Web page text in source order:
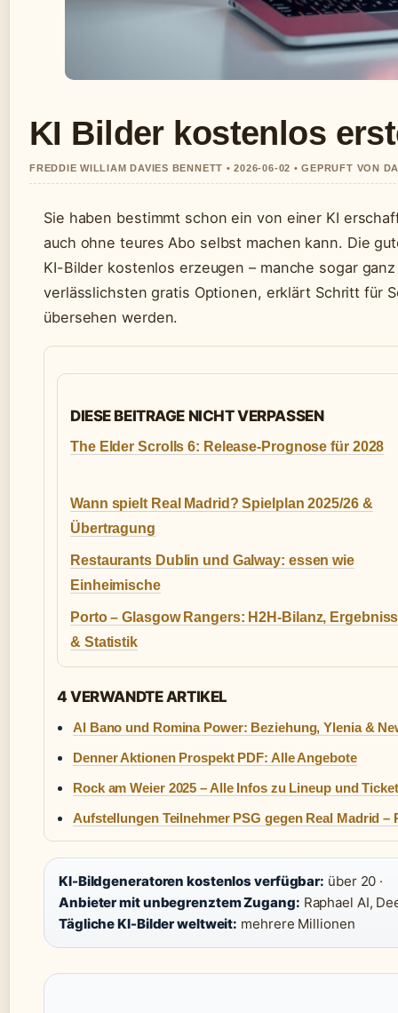
KI Bilder kostenlos
FREDDIE WILLIAM DAVIES BENNETT • 2026-06-02 • GEPRUFT VON
Sie haben bestimmt schon ein von einer KI
auch ohne teures Abo selbst machen kann. Die
KI-Bilder kostenlos erzeugen – manche sogar
verlässlichsten gratis Optionen, erklärt Schritt für
übersehen werden.
DIESE BEITRAGE NICHT VERPASSEN
The Elder Scrolls 6: Release-Prognose für 2028
Wann spielt Real Madrid? Spielplan 2025/26 &
Übertragung
Restaurants Dublin und Galway: essen wie
Einheimische
Porto – Glasgow Rangers: H2H-Bilanz,
& Statistik
4 VERWANDTE ARTIKEL
Al Bano und Romina Power: Beziehung, Ylenia &
Denner Aktionen Prospekt PDF: Alle Angebote
Rock am Weier 2025 – Alle Infos zu Lineup und
Aufstellungen Teilnehmer PSG gegen Real Madrid –
KI-Bildgeneratoren kostenlos verfügbar: über 20 ·
Anbieter mit unbegrenztem Zugang: Raphael AI,
Tägliche KI-Bilder weltweit: mehrere Millionen